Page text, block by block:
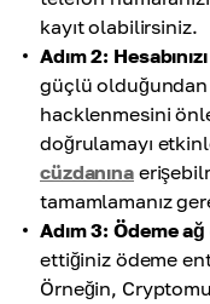
kayıt olabilirsiniz.
Adım 2:
güçlü olduğundan
hacklenmesini
doğrulamayı
cüzdanına
tamamlamanız
Adım 3: Ödeme
ettiğiniz ödeme
Örneğin,